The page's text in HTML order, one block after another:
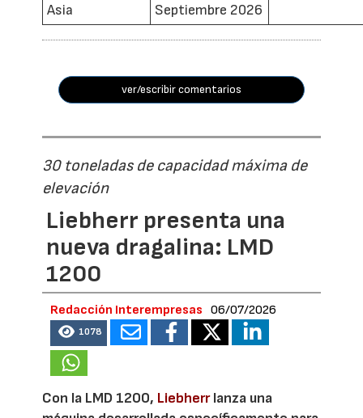
Asia
Septiembre 2026
ver/escribir comentarios
30 toneladas de capacidad máxima de
elevación
Liebherr presenta una
nueva dragalina: LMD
1200
Redacción Interempresas 06/07/2026
1078
Con la LMD 1200, Liebherrlanza una